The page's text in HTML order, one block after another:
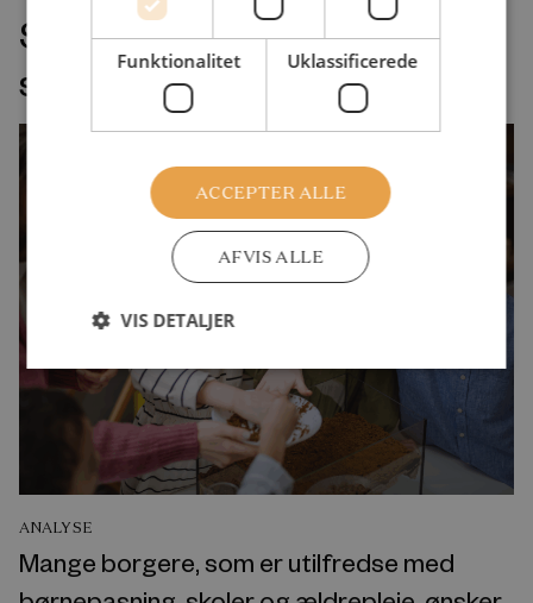
Seneste udgivelser indenfor
samme velfærdsemne
ANALYSE
Mange borgere, som er utilfredse med
Funktionalitet Uklassificerede
ACCEPTER ALLE
AFVIS ALLE
VIS DETALJER